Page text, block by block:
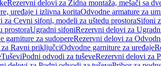
Rezervni delovi za Zidna montaža, mešači sa
uređaje i izlivna koritaOdvodne armature za
za Cevni sifoni, modeli za uštedu prostoraSifoni
prostoraUgradni sifoniRezervni delovi za
garniture za sudopereRezervni delovi za
Ravni priključciOdvodne garniture za uređaje
TuševiPodni odvodi za tuševeRezervni delovi za